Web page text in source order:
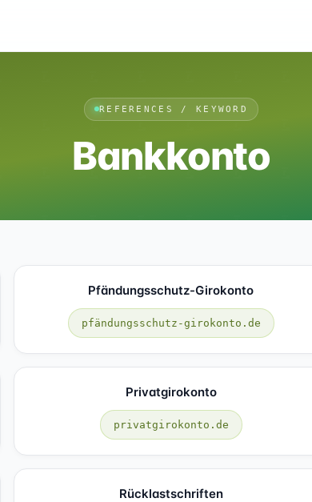
REFERENCES / KEYWORD
Bankkonto
Pfändungsschutz-Girokonto
pfändungsschutz-girokonto.de
Privatgirokonto
privatgirokonto.de
Rücklastschriften